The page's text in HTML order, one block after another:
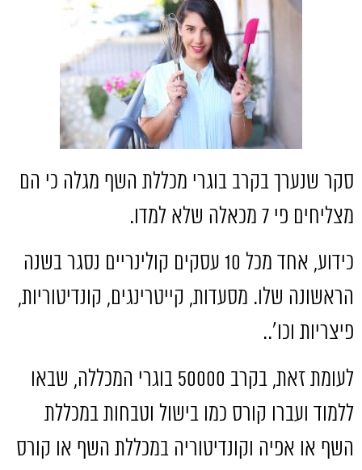
סקר שנערך בקרב בוגרי מכללת השף מגלה כי הם
מצליחים פי
מכאלה שלא למדו.
כידוע, אחד מכל
עסקים קולינריים נסגר בשנה
הראשונה שלו. מסעדות, קייטרינגים, קונדיטוריות,
פיצריות וכו׳..
לעומת זאת, בקרב בוגרי המכללה, שבאו
ללמוד ועברו קורס כמו בישול וטבחות במכללת
השף או אפיה וקונדיטוריה במכללת השף או קורס